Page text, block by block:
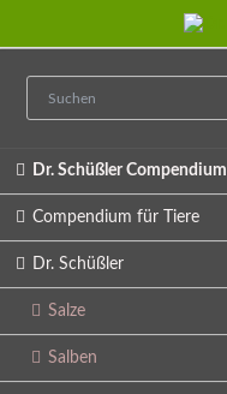
Dr. Schüßler Compendium
Compendium für Tiere
Dr. Schüßler
Salze
Salben